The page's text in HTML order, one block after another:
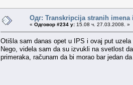
Одг: Transkripcija stranih imena
« Одговор #234 у: 15.08 ч. 27.03.2008. »
Otišla sam danas opet u IPS i ovaj put
Nego, videla sam da su izvukli na svetlost
primeraka, računam da bi morao bar jedan